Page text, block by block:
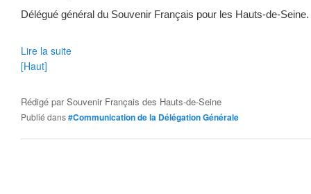
Délégué général du Souvenir Français pour les Hauts-de-Seine.
Lire la suite
[Haut]
Rédigé parSouvenir Français des Hauts-de-Seine
Publié dans#Communication de la Délégation Générale